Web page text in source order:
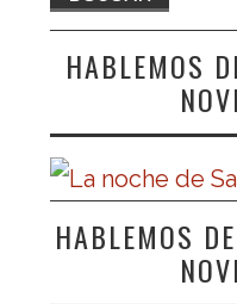
HABLEMOS
HABLEMOS